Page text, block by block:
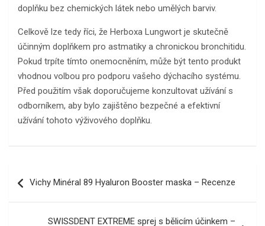
doplňku bez chemických látek nebo umělých barviv.
Celkově lze tedy říci, že Herboxa Lungwort je skutečně
účinným doplňkem pro astmatiky a chronickou bronchitidu.
Pokud trpíte tímto onemocněním, může být tento produkt
vhodnou volbou pro podporu vašeho dýchacího systému.
Před použitím však doporučujeme konzultovat užívání s
odborníkem, aby bylo zajištěno bezpečné a efektivní
užívání tohoto výživového doplňku.
pro
Vichy Minéral 89 Hyaluron Booster maska – Recenze
SWISSDENT EXTREME sprej s bělicím účinkem –